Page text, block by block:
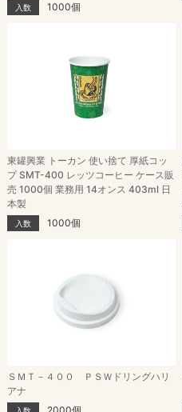
入数 1000個
東罐興業 トーカン 使い捨て 厚紙コッ
プ SMT-400 レッツコーヒー ケース販
売 1000個 業務用 14オンス 403ml 日
本製
入数 1000個
ＳＭＴ－４００ ＰＳＷドリングハリ
アナ